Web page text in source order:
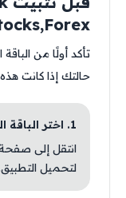
تأكد أولًا من
حالتك إذا كانت
1. اختر الباقة المناسبة
انتقل إلى
لتحميل